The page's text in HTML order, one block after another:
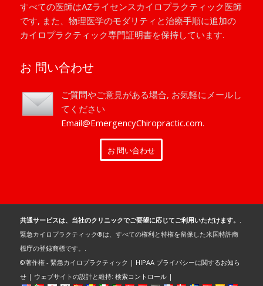
すべての医師はAZライセンスカイロプラクティック医師
です, また、物理医学のモダリティと治療手順に追加の
カイロプラクティック専門証明書を保持しています.
お 問い合わせ
ご質問やご意見がある場合, お気軽にメールし
てください
Email@EmergencyChiropractic.com.
お 問い合わせ
共通サービスは、当社のクリニックでご要望に応じてご利用いただけます。.
緊急カイロプラクティック®は、すべての権利と特権を留保した米国特許商
標庁の登録商標です。.
©著作権 - 緊急カイロプラクティック | HIPAA プライバシーに関するお知ら
せ| ウェブサイトの設計と維持: 検索コントロール|